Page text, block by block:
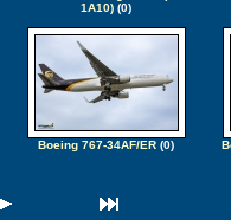
1A10) (0)
Boeing 767-34AF/ER (0)